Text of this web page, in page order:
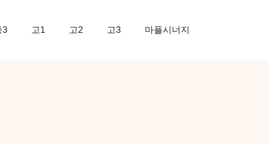
3 고1 고2 고3 마플시너지